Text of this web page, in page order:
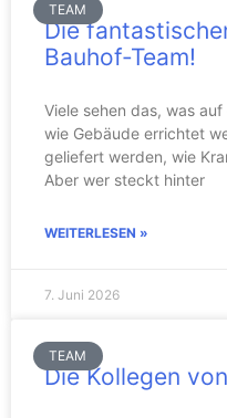
TEAM
Die
Bauhof-Team!
Viele sehen das, was
wie Gebäude errichtet
geliefert werden, wie
Aber wer steckt hinter
WEITERLESEN »
7. Juni 2026
TEAM
Die Kollegen